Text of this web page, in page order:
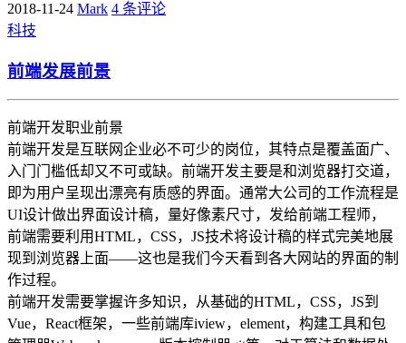
2018-11-24 Mark 4 条评论
科技
前端发展前景
前端开发职业前景
前端开发是互联网企业必不可少的岗位，其特点是覆盖面广、
入门门槛低却又不可或缺。前端开发主要是和浏览器打交道，
即为用户呈现出漂亮有质感的界面。通常大公司的工作流程是
UI设计做出界面设计稿，量好像素尺寸，发给前端工程师，
前端需要利用HTML，CSS，JS技术将设计稿的样式完美地展
现到浏览器上面——这也是我们今天看到各大网站的界面的制
作过程。
前端开发需要掌握许多知识，从基础的HTML，CSS，JS到
Vue，React框架，一些前端库iview，element，构建工具和包